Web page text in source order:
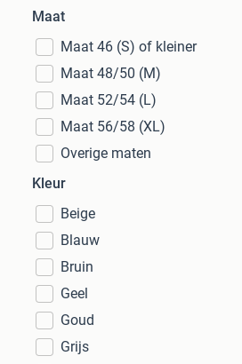
Maat
Maat 46 (S) of kleiner
Maat 48/50 (M)
Maat 52/54 (L)
Maat 56/58 (XL)
Overige maten
Kleur
Beige
Blauw
Bruin
Geel
Goud
Grijs